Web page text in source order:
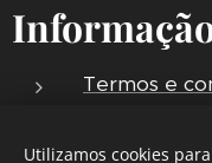
Termos e
Utilizamos cookies